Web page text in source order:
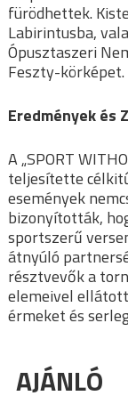
fürödhettek.
Labirintusba,
Ópusztaszeri
Feszty-körképet.
Eredmények és
A „SPORT
teljesítette
események
bizonyították,
sportszerű
átnyúló
résztvevők a
elemeivel
érmeket és
AJÁNLÓ